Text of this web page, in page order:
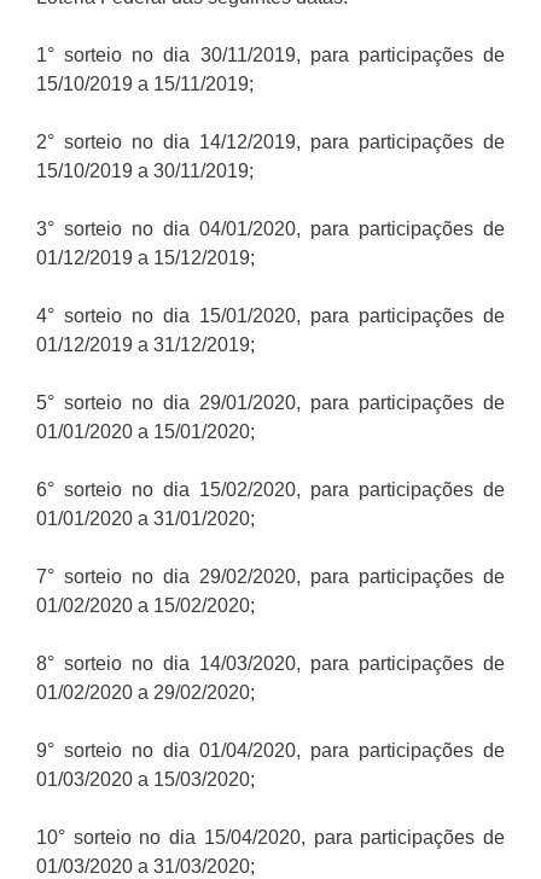
1° sorteio no dia 30/11/2019, para participações de
15/10/2019 a 15/11/2019;
2° sorteio no dia 14/12/2019, para participações de
15/10/2019 a 30/11/2019;
3° sorteio no dia 04/01/2020, para participações de
01/12/2019 a 15/12/2019;
4° sorteio no dia 15/01/2020, para participações de
01/12/2019 a 31/12/2019;
5° sorteio no dia 29/01/2020, para participações de
01/01/2020 a 15/01/2020;
6° sorteio no dia 15/02/2020, para participações de
01/01/2020 a 31/01/2020;
7° sorteio no dia 29/02/2020, para participações de
01/02/2020 a 15/02/2020;
8° sorteio no dia 14/03/2020, para participações de
01/02/2020 a 29/02/2020;
9° sorteio no dia 01/04/2020, para participações de
01/03/2020 a 15/03/2020;
10° sorteio no dia 15/04/2020, para participações de
01/03/2020 a 31/03/2020;